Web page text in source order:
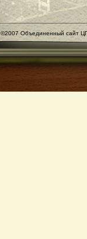
©2007 Объединенный сайт